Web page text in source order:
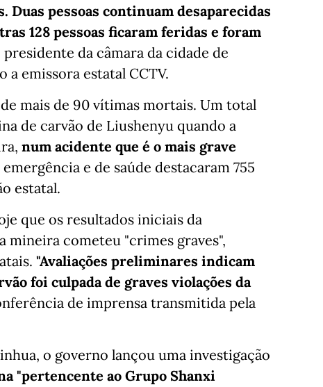
Duas pessoas continuam desaparecidas
128 pessoas ficaram feridas e foram
presidente da câmara da cidade de
a emissora estatal CCTV.
mais de 90 vítimas mortais. Um total
de carvão de Liushenyu quando a
num acidente que é o mais grave
e de saúde destacaram 755
estatal.
que os resultados iniciais da
mineira cometeu "crimes graves",
"Avaliações preliminares indicam
foi culpada de graves violações da
de imprensa transmitida pela
o governo lançou uma investigação
"pertencente ao Grupo Shanxi